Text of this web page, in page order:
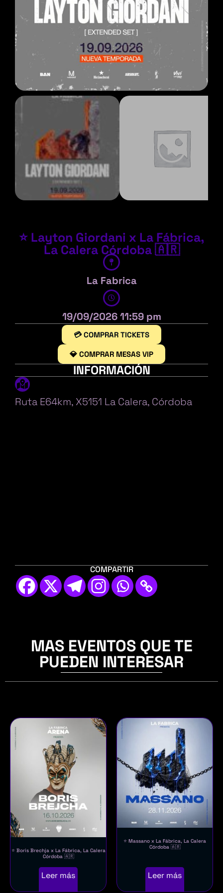
⭐ Layton Giordani x La Fábrica,
La Calera Córdoba 🇦🇷
La Fabrica
19/09/2026 11:59 pm
💳 COMPRAR TICKETS
💎 COMPRAR MESAS VIP
INFORMACIÓN
Ruta E64km, X5151 La Calera, Córdoba
COMPARTIR
MAS EVENTOS QUE TE
PUEDEN INTERESAR
⭐ Boris Brechja x La Fábrica, La Calera
Córdoba 🇦🇷
Leer más
⭐ Massano x La Fábrica, La Calera
Córdoba 🇦🇷
Leer más